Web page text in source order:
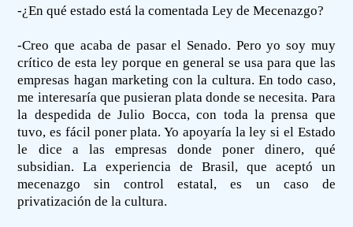
-¿En qué estado está la comentada Ley de Mecenazgo?
-Creo que acaba de pasar el Senado. Pero yo soy muy
crítico de esta ley porque en general se usa para que las
empresas hagan marketing con la cultura. En todo caso,
me interesaría que pusieran plata donde se necesita. Para
la despedida de Julio Bocca, con toda la prensa que
tuvo, es fácil poner plata. Yo apoyaría la ley si el Estado
le dice a las empresas donde poner dinero, qué
subsidian. La experiencia de Brasil, que aceptó un
mecenazgo sin control estatal, es un caso de
privatización de la cultura.